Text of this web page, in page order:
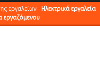
εργαλείων -Ηλεκτρικά εργαλεία-
εργαζόμενου